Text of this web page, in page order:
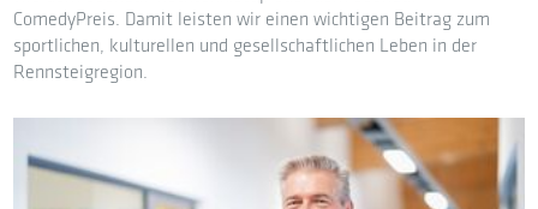
ComedyPreis. Damit leisten wir einen wichtigen Beitrag zum
sportlichen, kulturellen und gesellschaftlichen Leben in der
Rennsteigregion.